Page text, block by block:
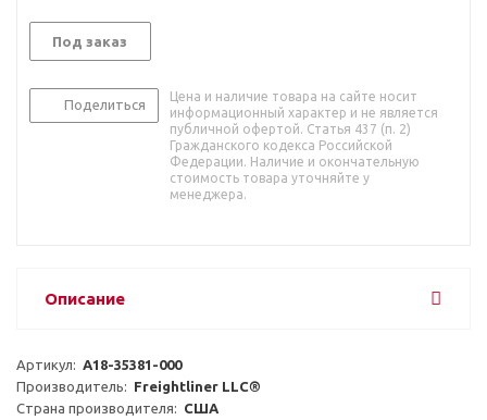
Под заказ
Поделиться
Цена и наличие товара на сайте носит
информационный характер и не является
публичной офертой. Статья 437 (п. 2)
Гражданского кодекса Российской
Федерации. Наличие и окончательную
стоимость товара уточняйте у
менеджера.
Описание
Артикул: A18-35381-000
Производитель: Freightliner LLC®
Страна производителя: США